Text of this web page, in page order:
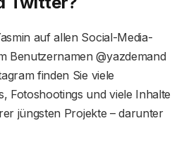
auf allen Social-Media-
Benutzernamen @yazdemand
finden Sie viele
Fotoshootings und viele Inhalte
jüngsten Projekte – darunter